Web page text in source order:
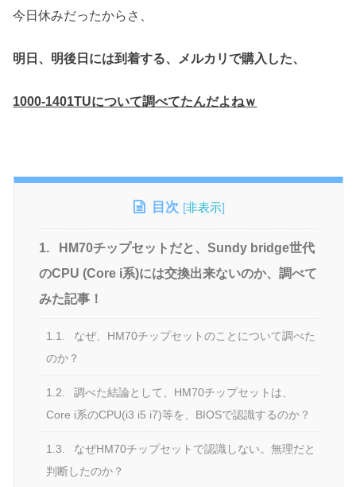
今日休みだったからさ、
明日、明後日には到着する、 メルカリで購入した、
1000-1401TUについて調べてたんだよねｗ
目次 [非表示]
1.
HM70チップセットだと、Sundy bridge世代
のCPU (Core i系)には交換出来ないのか、調べて
みた記事！
1.1.
なぜ、HM70チップセットのことについて調べた
のか？
1.2.
調べた結論として、HM70チップセットは、
Core i系のCPU(i3 i5 i7)等を、BIOSで認識するのか？
1.3.
なぜHM70チップセットで認識しない。無理だと
判断したのか？